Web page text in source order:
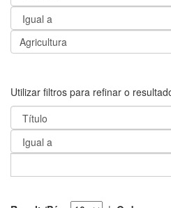
Utilizar filtros para refinar o